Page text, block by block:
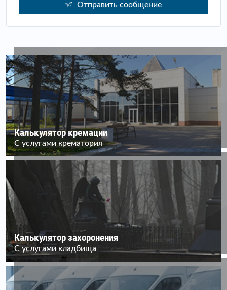
Отправить сообщение
Калькулятор кремации
С услугами крематория
Калькулятор захоронения
С услугами кладбища